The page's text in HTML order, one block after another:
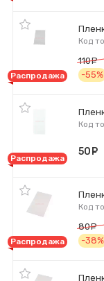
Код
Распродажа
110
-55%
Код
Распродажа
50
Код
Распродажа
80
-38%